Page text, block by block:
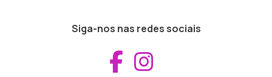
Siga-nos nas redes sociais
Aceder ao